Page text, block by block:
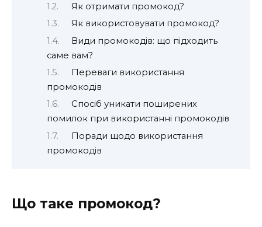
Як отримати промокод?
Як використовувати промокод?
Види промокодів: що підходить
саме вам?
Переваги використання
промокодів
Спосіб уникати поширених
помилок при використанні промокодів
Поради щодо використання
промокодів
Що таке промокод?